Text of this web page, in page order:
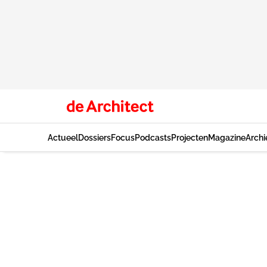
ActueelDossiersFocusPodcastsProjectenMagazine